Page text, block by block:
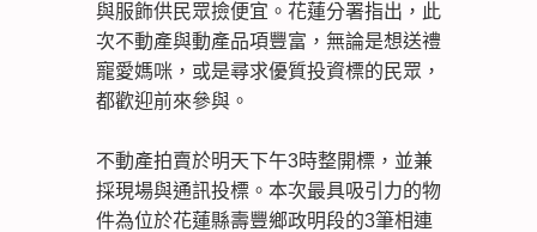
與服飾供民眾撿便宜。花蓮分署指出，此
次不動產與動產品項豐富，無論是想送禮
寵愛媽咪，或是尋求優質投資標的民眾，
都歡迎前來參與。
不動產拍賣於明天下午3時整開標，並兼
採現場與通訊投標。本次最具吸引力的物
件為位於花蓮縣壽豐鄉政明段的3筆相連